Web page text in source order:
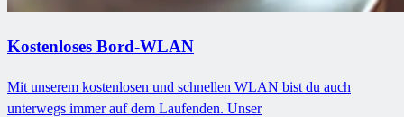
Kostenloses Bord-WLAN
Mit unserem kostenlosen und schnellen WLAN bist du auch
unterwegs immer auf dem Laufenden. Unser